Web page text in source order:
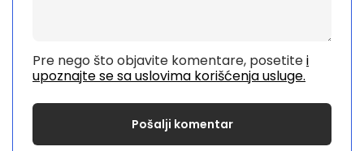
Pre nego što objavite komentare, posetitei
upoznajte se sa uslovima korišćenja usluge.